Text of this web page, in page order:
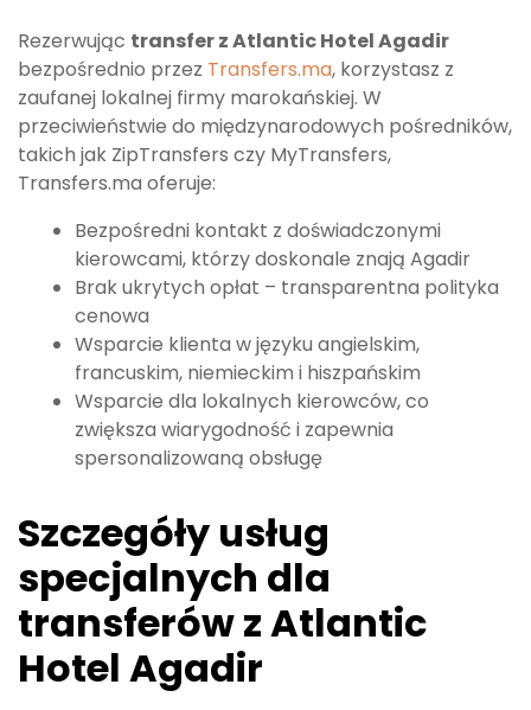
Rezerwując transfer z Atlantic Hotel Agadir
bezpośrednio przez Transfers.ma, korzystasz z
zaufanej lokalnej firmy marokańskiej. W
przeciwieństwie do międzynarodowych pośredników,
takich jak ZipTransfers czy MyTransfers,
Transfers.ma oferuje:
Bezpośredni kontakt z doświadczonymi
kierowcami, którzy doskonale znają Agadir
Brak ukrytych opłat – transparentna polityka
cenowa
Wsparcie klienta w języku angielskim,
francuskim, niemieckim i hiszpańskim
Wsparcie dla lokalnych kierowców, co
zwiększa wiarygodność i zapewnia
spersonalizowaną obsługę
Szczegóły usług
specjalnych dla
transferów z Atlantic
Hotel Agadir